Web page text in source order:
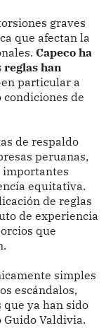
graves
que afectan la
Capeco ha
han
particular a
de
de respaldo
peruanas,
importantes
equitativa.
de reglas
de experiencia
que
simples
escándalos,
ya han sido
Guido Valdivia.